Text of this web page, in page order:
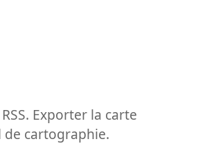
Exporter la carte
cartographie.